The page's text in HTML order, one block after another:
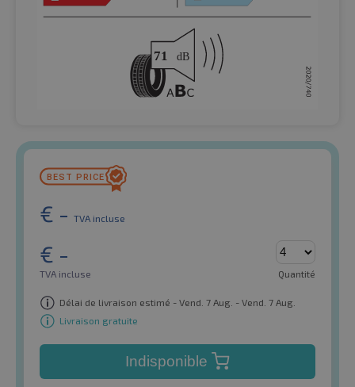
€ - TVA incluse
€ -
TVA incluse Quantité
Délai de livraison estimé - Vend. 7 Aug. - Vend. 7 Aug.
Livraison gratuite
Indisponible